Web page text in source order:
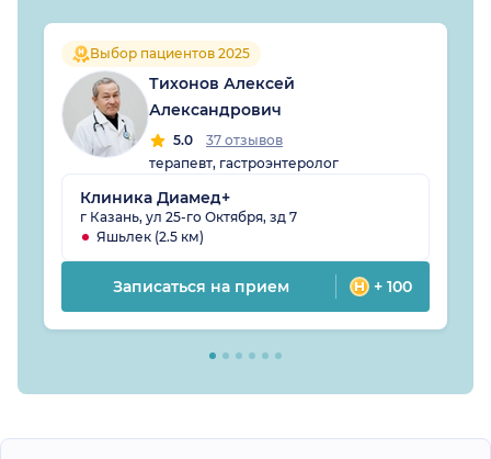
Выбор пациентов 2025
Тихонов Алексей
Александрович
5.0
37 отзывов
терапевт, гастроэнтеролог
Клиника Диамед+
г Казань, ул 25-го Октября, зд 7
Яшьлек (2.5 км)
Записаться на прием + 100